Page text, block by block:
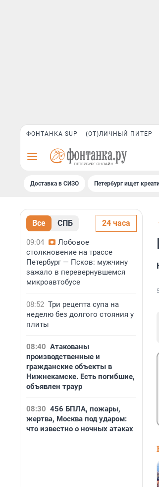
ФОНТАНКА SUP (ОТ)ЛИЧНЫЙ ПИТЕР
Доставка в СИЗО Петербург ищет
Все СПБ 24 часа
09:04
Лобовое
столкновение на трассе
Петербург — Псков: мужчину
зажало в перевернувшемся
микроавтобусе
08:52 Три рецепта супа на
неделю без долгого стояния у
плиты
08:40 Атакованы
производственные и
гражданские объекты в
Нижнекамске. Есть погибшие,
объявлен траур
08:30 456 БПЛА, пожары,
жертва, Москва под ударом:
что известно о ночных атаках